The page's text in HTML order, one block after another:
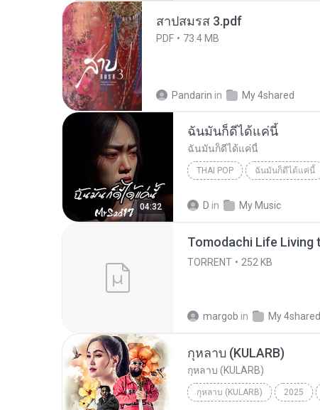
สาปสมรส 3.pdf
PDF 73.4 MB
Pandarin in My 4shared
04:32
ฉันมันก็ดีได้แค่นี้
ฉันมันก็ดีได้แค่นี้
THAI POP ฉันมันก็ดีได้แค่นี้
D in My Music
TORRENT 252 KB
margob in My 4shared
กุหลาบ (KULARB)
กุหลาบ (KULARB)
กุหลาบ (KULARB) 2025